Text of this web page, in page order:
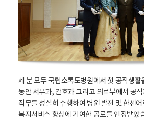
세 분 모두 국립소록도병원에서 첫 공직생활
동안 서무과, 간호과 그리고 의료부에서 공
직무를 성실히 수행하여 병원 발전 및 한센
복지서비스 향상에 기여한 공로를 인정받았